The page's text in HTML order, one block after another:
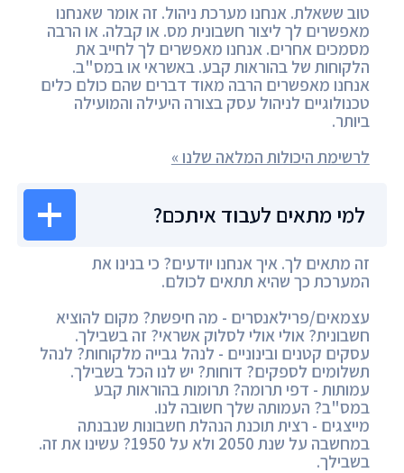
טוב ששאלת. אנחנו מערכת ניהול. זה אומר שאנחנו
מאפשרים לך ליצור חשבונית מס. או קבלה. או הרבה
מסמכים אחרים. אנחנו מאפשרים לך לחייב את
הלקוחות של בהוראות קבע. באשראי או במס"ב.
אנחנו מאפשרים הרבה מאוד דברים שהם כולם כלים
טכנולוגיים לניהול עסק בצורה היעילה והמועילה
ביותר.
לרשימת היכולות המלאה שלנו »
למי מתאים לעבוד איתכם?
זה מתאים לך. איך אנחנו יודעים? כי בנינו את
המערכת כך שהיא תתאים לכולם.
עצמאים/פרילאנסרים - מה חיפשת? מקום להוציא
חשבונית? אולי אולי לסלוק אשראי? זה בשבילך.
עסקים קטנים ובינוניים - לנהל גבייה מלקוחות? לנהל
תשלומים לספקים? דוחות? יש לנו הכל בשבילך.
עמותות - דפי תרומה? תרומות בהוראות קבע
במס"ב? העמותה שלך חשובה לנו.
מייצגים - רצית תוכנת הנהלת חשבונות שנבנתה
במחשבה על שנת 2050 ולא על 1950? עשינו את זה.
בשבילך.